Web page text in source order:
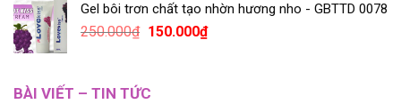
Gel bôi trơn chất tạo nhờn hương nho - GBTTD 0078
250.000₫ 150.000₫
BÀI VIẾT – TIN TỨC